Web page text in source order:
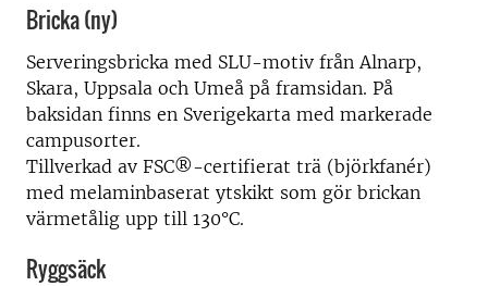
Bricka (ny)
Serveringsbricka med SLU-motiv från Alnarp,
Skara, Uppsala och Umeå på framsidan. På
baksidan finns en Sverigekarta med markerade
campusorter.
Tillverkad av FSC®-certifierat trä (björkfanér)
med melaminbaserat ytskikt som gör brickan
värmetålig upp till 130°C.
Ryggsäck